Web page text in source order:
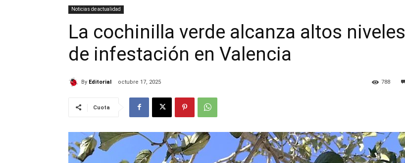
Noticias de actualidad
La cochinilla verde alcanza altos niveles
de infestación en Valencia
By Editorial octubre 17, 2025 788
Cuota